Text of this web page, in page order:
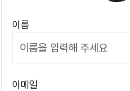
이름
이메일